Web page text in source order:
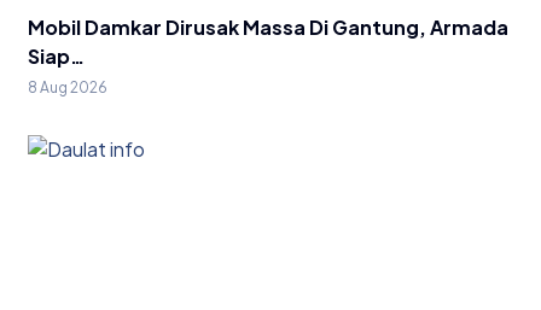
Mobil Damkar Dirusak Massa Di Gantung, Armada
Siap…
8 Aug 2026